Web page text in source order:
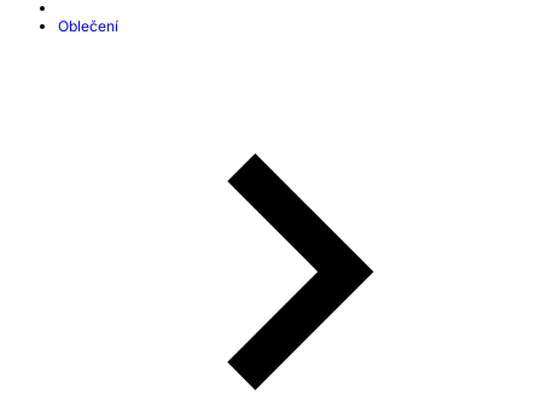
Oblečení